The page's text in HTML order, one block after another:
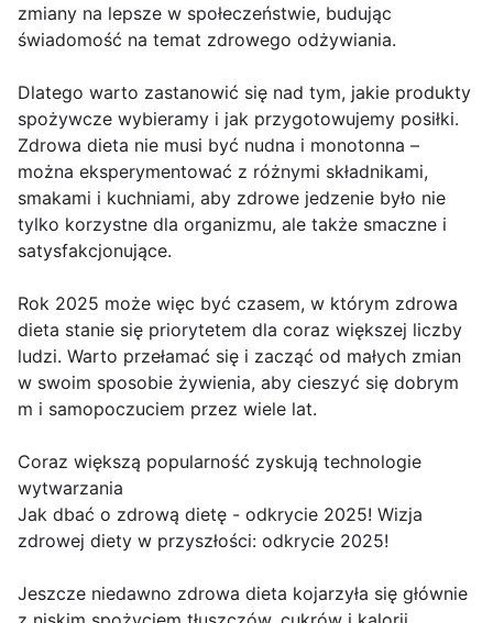
zmiany na lepsze w społeczeństwie, budując
świadomość na temat zdrowego odżywiania.
Dlatego warto zastanowić się nad tym, jakie produkty
spożywcze wybieramy i jak przygotowujemy posiłki.
Zdrowa dieta nie musi być nudna i monotonna –
można eksperymentować z różnymi składnikami,
smakami i kuchniami, aby zdrowe jedzenie było nie
tylko korzystne dla organizmu, ale także smaczne i
satysfakcjonujące.
Rok 2025 może więc być czasem, w którym zdrowa
dieta stanie się priorytetem dla coraz większej liczby
ludzi. Warto przełamać się i zacząć od małych zmian
w swoim sposobie żywienia, aby cieszyć się dobrym
m i samopoczuciem przez wiele lat.
Coraz większą popularność zyskują technologie
wytwarzania
Jak dbać o zdrową dietę - odkrycie 2025! Wizja
zdrowej diety w przyszłości: odkrycie 2025!
Jeszcze niedawno zdrowa dieta kojarzyła się głównie